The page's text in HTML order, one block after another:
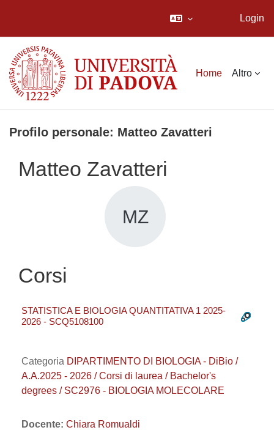
Login
Home Altro
Profilo personale: Matteo Zavatteri
Matteo Zavatteri
MZ
Corsi
STATISTICA E BIOLOGIA QUANTITATIVA 1 2025-
2026 - SCQ5108100
Categoria DIPARTIMENTO DI BIOLOGIA - DiBio /
A.A.2025 - 2026 / Corsi di laurea / Bachelor's
degrees / SC2976 - BIOLOGIA MOLECOLARE
Docente: Chiara Romualdi